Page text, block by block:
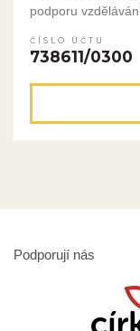
podporu
ČÍSLO ÚČTU
738611/0300
Podporují nás